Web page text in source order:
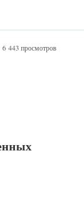
6 443 просмотров